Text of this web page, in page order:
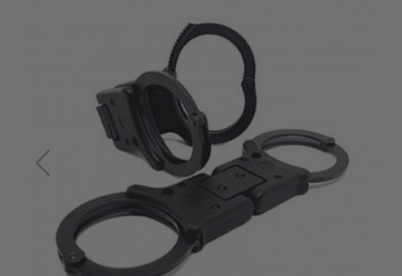
Envío gratis